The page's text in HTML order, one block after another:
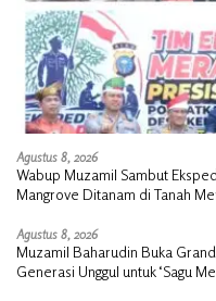
Agustus 8, 2026
Wabup Muzamil Sambut
Mangrove Ditanam di Tanah
Agustus 8, 2026
Muzamil Baharudin Buka
Generasi Unggul untuk ‘Sagu